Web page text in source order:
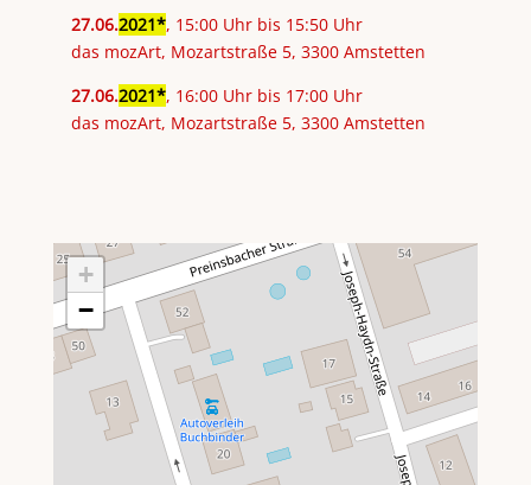
27.06.2021 , 15:00 Uhr bis 15:50 Uhr
das mozArt, Mozartstraße 5, 3300 Amstetten
27.06.2021 , 16:00 Uhr bis 17:00 Uhr
das mozArt, Mozartstraße 5, 3300 Amstetten
+
−